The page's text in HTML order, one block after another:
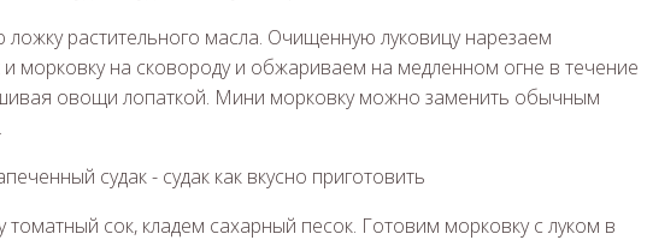
растительного масла. Очищенную луковицу нарезаем
морковку на сковороду и обжариваем на медленном огне в течение
овощи лопаткой. Мини морковку можно заменить обычным
сок, кладем сахарный песок. Готовим морковку с луком в